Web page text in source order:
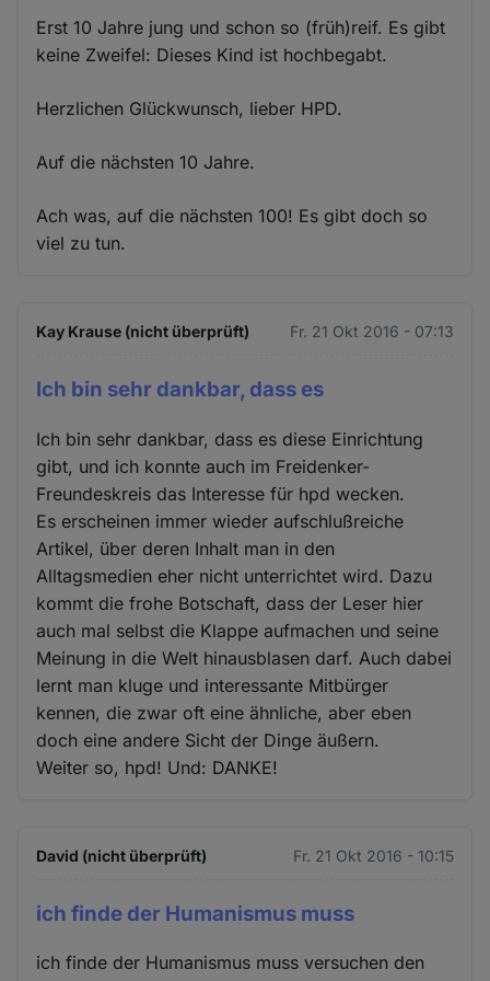
Erst 10 Jahre jung und schon so (früh)reif. Es gibt
keine Zweifel: Dieses Kind ist hochbegabt.
Herzlichen Glückwunsch, lieber HPD.
Auf die nächsten 10 Jahre.
Ach was, auf die nächsten 100! Es gibt doch so
viel zu tun.
Kay Krause (nicht überprüft) Fr. 21 Okt 2016 - 07:13
Ich bin sehr dankbar, dass es
Ich bin sehr dankbar, dass es diese Einrichtung
gibt, und ich konnte auch im Freidenker-
Freundeskreis das Interesse für hpd wecken.
Es erscheinen immer wieder aufschlußreiche
Artikel, über deren Inhalt man in den
Alltagsmedien eher nicht unterrichtet wird. Dazu
kommt die frohe Botschaft, dass der Leser hier
auch mal selbst die Klappe aufmachen und seine
Meinung in die Welt hinausblasen darf. Auch dabei
lernt man kluge und interessante Mitbürger
kennen, die zwar oft eine ähnliche, aber eben
doch eine andere Sicht der Dinge äußern.
Weiter so, hpd! Und: DANKE!
David (nicht überprüft) Fr. 21 Okt 2016 - 10:15
ich finde der Humanismus muss
ich finde der Humanismus muss versuchen den